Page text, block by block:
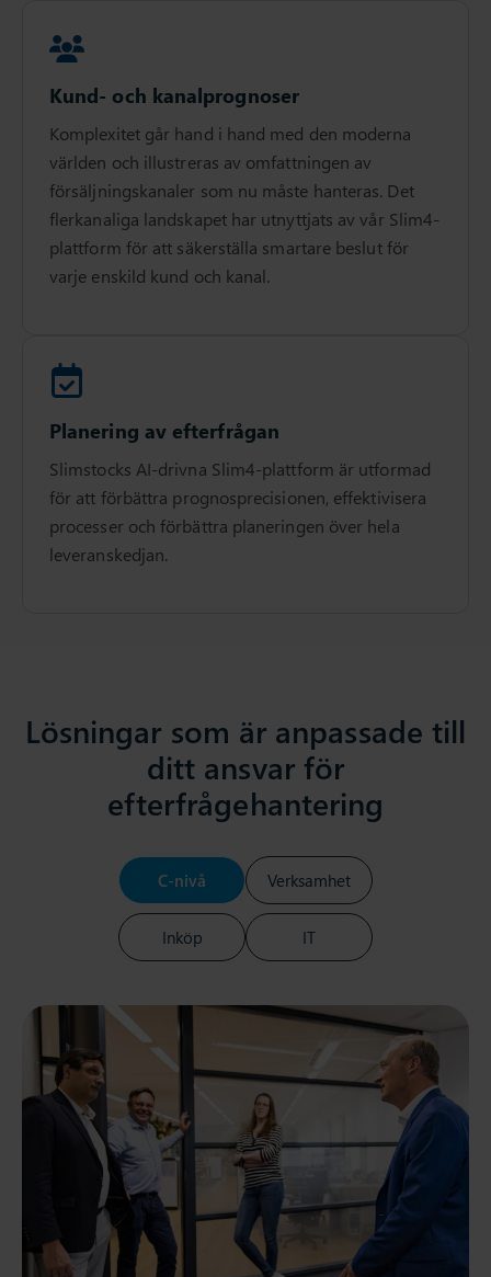
Kund- och kanalprognoser
Komplexitet går hand i hand med den moderna
världen och illustreras av omfattningen av
försäljningskanaler som nu måste hanteras. Det
flerkanaliga landskapet har utnyttjats av vår Slim4-
plattform för att säkerställa smartare beslut för
varje enskild kund och kanal.
Planering av efterfrågan
Slimstocks AI-drivna Slim4-plattform är utformad
för att förbättra prognosprecisionen, effektivisera
processer och förbättra planeringen över hela
leveranskedjan.
Lösningar som är anpassade till
ditt ansvar för
efterfrågehantering
C-nivå Verksamhet
Inköp IT